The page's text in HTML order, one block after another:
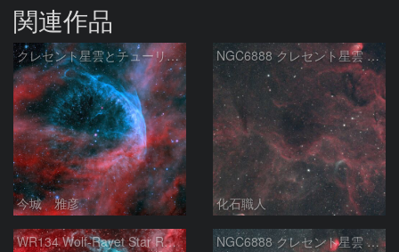
関連作品
クレセント星雲とチューリップ星雲の真ん中あたりにある星雲 NGC6883 ???
今城 雅彦
NGC6888 クレセント星雲 Sh2-101 チューリップ星雲 WR134 はくちょう座
化石職人
WR134 Wolf-Rayet Star Region In Cygnus NGC6888 クレセント星雲 Sh2-101 チューリップ星雲 WR134 はくちょう座